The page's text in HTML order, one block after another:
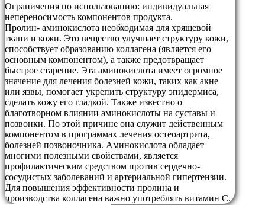
Ограничения по использованию: индивидуальная
непереносимость компонентов продукта.
Пролин- аминокислота необходимая для хрящевой
ткани и кожи. Это вещество улучшает структуру кожи,
способствует образованию коллагена (является его
основным компонентом), а также предотвращает
быстрое старение. Эта аминокислота имеет огромное
значение для лечения болезней кожи, таких как акне
или язвы, помогает укрепить структуру эпидермиса,
сделать кожу его гладкой. Также известно о
благотворном влиянии аминокислоты на суставы и
позвонки. По этой причине она служит действенным
компонентом в программах лечения остеоартрита,
болезней позвоночника. Аминокислота обладает
многими полезными свойствами, является
профилактическим средством против сердечно-
сосудистых заболеваний и артериальной гипертензии.
Для повышения эффективности пролина и
производства коллагена важно употреблять витамин С.